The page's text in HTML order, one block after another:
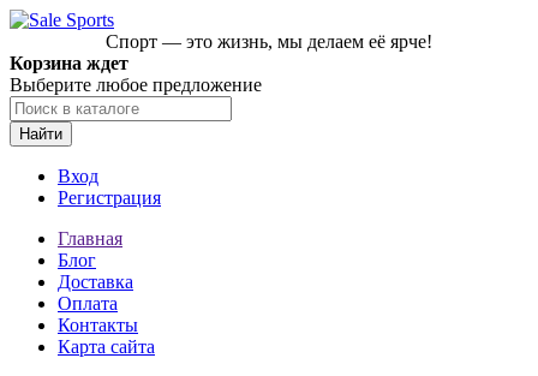
Спорт — это жизнь, мы делаем её ярче!
Корзина ждет
Выберите любое предложение
Найти
Вход
Регистрация
Главная
Блог
Доставка
Оплата
Контакты
Карта сайта